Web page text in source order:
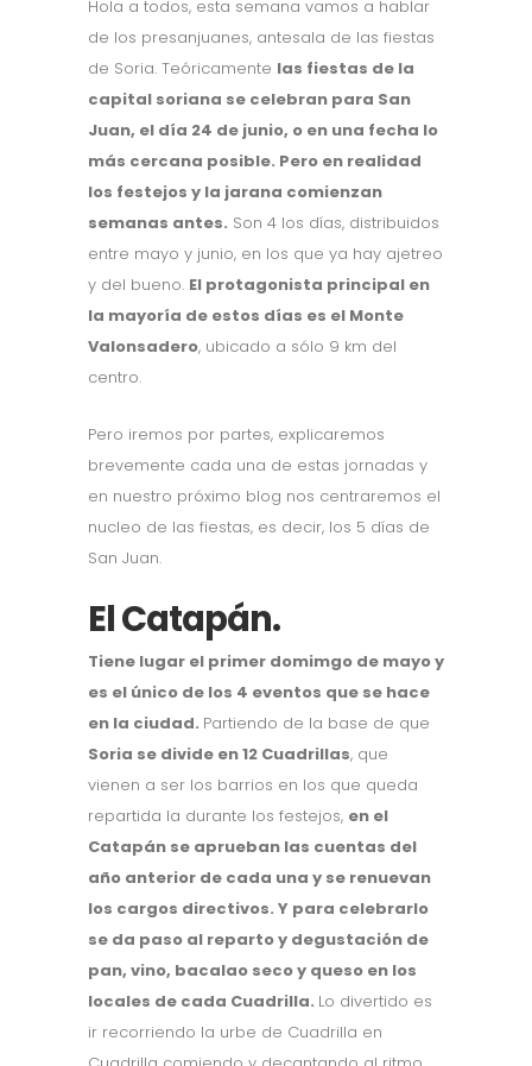
Hola a todos, esta semana vamos a hablar
de los presanjuanes, antesala de las fiestas
de Soria. Teóricamente las fiestas de la
capital soriana se celebran para San
Juan, el día 24 de junio, o en una fecha lo
más cercana posible. Pero en realidad
los festejos y la jarana comienzan
semanas antes. Son 4 los días, distribuidos
entre mayo y junio, en los que ya hay ajetreo
y del bueno. El protagonista principal en
la mayoría de estos días es el Monte
Valonsadero, ubicado a sólo 9 km del
centro.
Pero iremos por partes, explicaremos
brevemente cada una de estas jornadas y
en nuestro próximo blog nos centraremos el
nucleo de las fiestas, es decir, los 5 días de
San Juan.
El Catapán.
Tiene lugar el primer domimgo de mayo y
es el único de los 4 eventos que se hace
en la ciudad. Partiendo de la base de que
Soria se divide en 12 Cuadrillas, que
vienen a ser los barrios en los que queda
repartida la durante los festejos, en el
Catapán se aprueban las cuentas del
año anterior de cada una y se renuevan
los cargos directivos. Y para celebrarlo
se da paso al reparto y degustación de
pan, vino, bacalao seco y queso en los
locales de cada Cuadrilla. Lo divertido es
ir recorriendo la urbe de Cuadrilla en